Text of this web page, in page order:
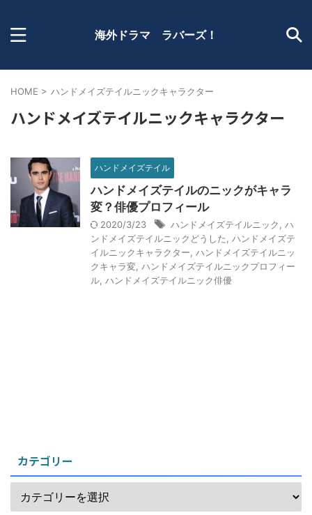
海外ドラマ ラバーズ！
HOME > ハンドメイズテイルニックキャラクター
ハンドメイズテイルニックキャラクター
ハンドメイズテイル
ハンドメイズテイルのニックがキャラ
変？俳優プロフィール
2020/3/23 ハンドメイズテイルニック
ハ
ンドメイズテイルニックどうした
ハンドメイズテ
イルニックキャラクター ハンドメイズテイルニッ
クキャラ変 ハンドメイズテイルニックプロフィー
ル ハンドメイズテイルニック俳優
カテゴリー